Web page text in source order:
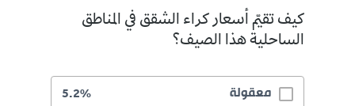
كيف تقيّم أسعار كراء الشقق في المناطق
الساحلية هذا الصيف؟
معقولة 5.2%